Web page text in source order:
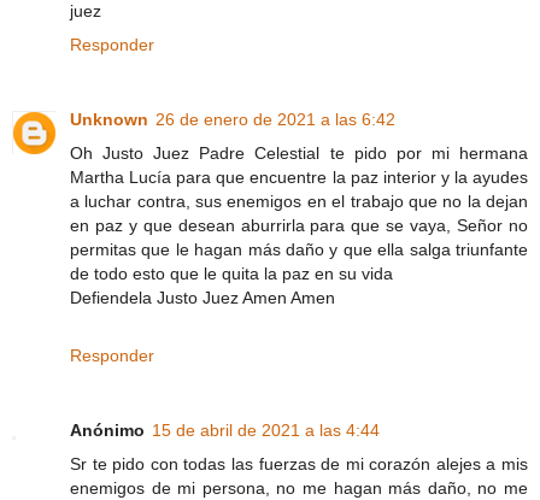
juez
Responder
Unknown 26 de enero de 2021 a las 6:42
Oh Justo Juez Padre Celestial te pido por mi hermana
Martha Lucía para que encuentre la paz interior y la ayudes
a luchar contra, sus enemigos en el trabajo que no la dejan
en paz y que desean aburrirla para que se vaya, Señor no
permitas que le hagan más daño y que ella salga triunfante
de todo esto que le quita la paz en su vida
Defiendela Justo Juez Amen Amen
Responder
Anónimo 15 de abril de 2021 a las 4:44
Sr te pido con todas las fuerzas de mi corazón alejes a mis
enemigos de mi persona, no me hagan más daño, no me